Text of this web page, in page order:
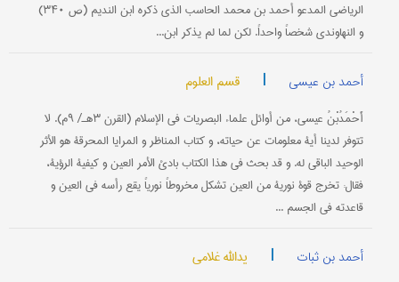
الریاضي المدعو أحمد بن محمد الحاسب الذي ذکره ابن الندیم (ص ۳۴۰)
و النهاوندي شخصاً واحداً. لکن لما لم یذکر ابن...
أحمد بن عیسی | قسم العلوم
أَحْمَدُبْنُ عیسی، من أوائل علماء البصریات في الإسلام (القرن ۳هـ/ ۹م). لا
تتوفر لدینا أیة معلومات عن حیاته، و کتاب المناظر و المرایا المحرقة هو الأثر
الوحید الباقي له. و قد بحث في هذا الکتاب بادئ الأمر العین و کیفیة الرؤیة،
فقال: تخرج قوة نوریة من العین تشکل مخروطاً نوریاً یقع رأسه في العین و
قاعدته في الجسم ...
أحمد بن ثبات | یدالله غلامی